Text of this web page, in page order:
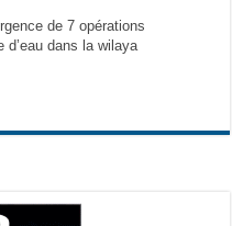
de 7 opérations
d’eau dans la wilaya